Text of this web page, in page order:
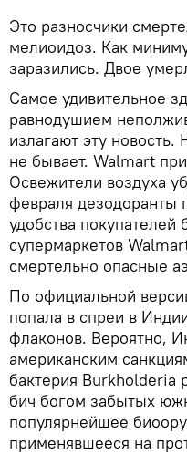
Это разносчики
мелиоидоз. Как
заразились. Двое
Самое удивительное
равнодушием
излагают эту
не бывает. Walmart
Освежители воздуха
февраля дезодоранты
удобства
супермаркетов
смертельно опасные
По официальной
попала в спреи в
флаконов. Вероятно,
американским
бактерия Burkholderia
бич богом забытых
популярнейшее
применявшееся на